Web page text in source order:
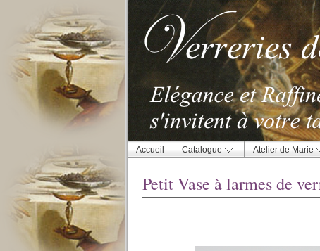
Accueil Catalogue Atelier de Marie
Petit Vase à larmes de